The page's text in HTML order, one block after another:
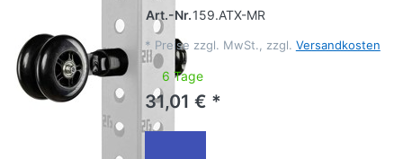
Art.-Nr.159.ATX-MR
* Preise zzgl. MwSt., zzgl. Versandkosten
6 Tage
31,01 € *